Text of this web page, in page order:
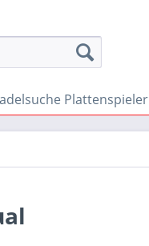
Plattenspieler